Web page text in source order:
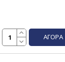
ΑΓΟΡΆ